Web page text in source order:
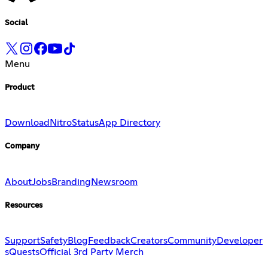
Social
Menu
Product
Download NitroStatusApp Directory
Company
AboutJobsBranding Newsroom
Resources
SupportSafetyBlog FeedbackCreatorsCommunityDeveloper
sQuestsOfficial 3rd Party Merch